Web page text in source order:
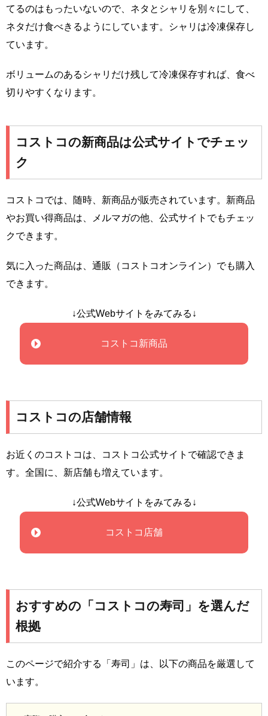
てるのはもったいないので、ネタとシャリを別々にして、
ネタだけ食べきるようにしています。シャリは冷凍保存し
ています。
ボリュームのあるシャリだけ残して冷凍保存すれば、食べ
切りやすくなります。
コストコの新商品は公式サイトでチェッ
ク
コストコでは、随時、新商品が販売されています。新商品
やお買い得商品は、メルマガの他、公式サイトでもチェッ
クできます。
気に入った商品は、通販（コストコオンライン）でも購入
できます。
↓公式Webサイトをみてみる↓
コストコ新商品
コストコの店舗情報
お近くのコストコは、コストコ公式サイトで確認できま
す。全国に、新店舗も増えています。
↓公式Webサイトをみてみる↓
コストコ店舗
おすすめの「コストコの寿司」を選んだ
根拠
このページで紹介する「寿司」は、以下の商品を厳選して
います。